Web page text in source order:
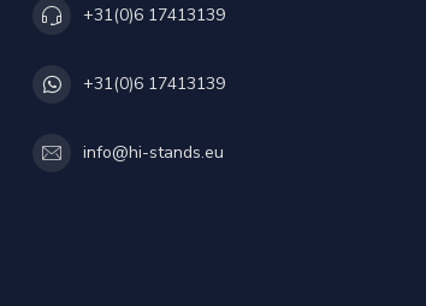
+31(0)6 17413139
+31(0)6 17413139
info@hi-stands.eu